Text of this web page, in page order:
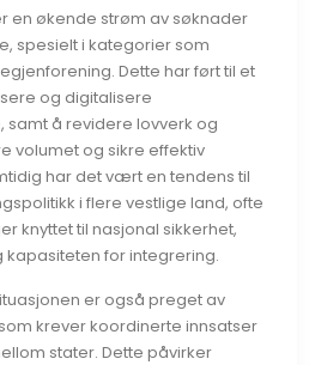
en økende strøm av søknader
spesielt i kategorier som
Dette har ført til et
og digitalisere
samt å revidere lovverk og
volumet og sikre effektiv
har det vært en tendens til
i flere vestlige land, ofte
knyttet til nasjonal sikkerhet,
for integrering.
er også preget av
krever koordinerte innsatser
stater. Dette påvirker